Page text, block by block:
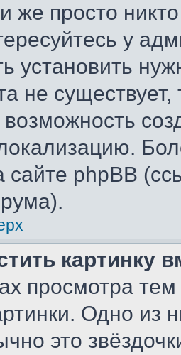
же просто
у
установить
не
сайте phpBB
картинку
просмотра
Одно из
это